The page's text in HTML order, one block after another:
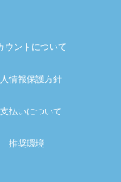
ウントについて
情報保護方針
払いについて
推奨環境